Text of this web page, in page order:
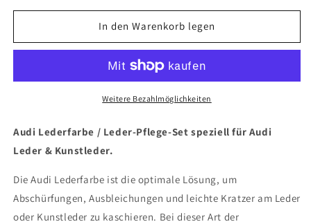
Menge
50ml
Set
&quot;L&quot;
Menge
für
50ml
Lederpflege
Set
&quot;L&quot;
In den Warenkorb legen
Weitere Bezahlmöglichkeiten
Audi Lederfarbe / Leder-Pflege-Set speziell für Audi
Leder & Kunstleder.
Die Audi Lederfarbe ist die optimale Lösung, um
Abschürfungen, Ausbleichungen und leichte Kratzer am Leder
oder Kunstleder zu kaschieren. Bei dieser Art der